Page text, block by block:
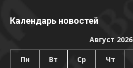
Календарь новостей
Август 2026
Пн Вт Ср Чт